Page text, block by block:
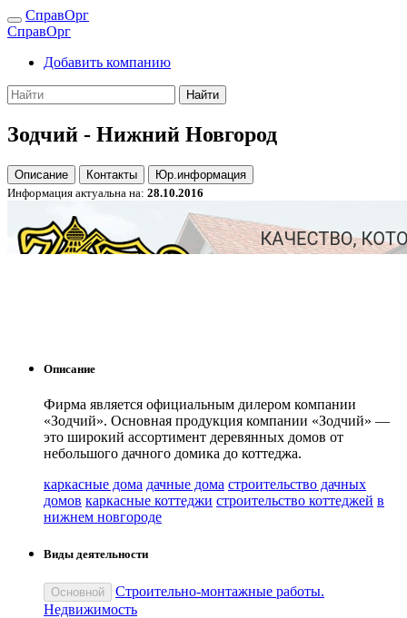
СправОрг
СправОрг
Добавить компанию
Найти
Зодчий - Нижний Новгород
Описание Контакты
Юр.информация
Информация актуальна на: 28.10.2016
Описание
Фирма является официальным дилером компании
«Зодчий». Основная продукция компании «Зодчий» —
это широкий ассортимент деревянных домов от
небольшого дачного домика до коттеджа.
каркасные дома дачные дома строительство дачных
домов каркасные коттеджи строительство коттеджей в
нижнем новгороде
Виды деятельности
Основной
Строительно-монтажные работы.
Недвижимость